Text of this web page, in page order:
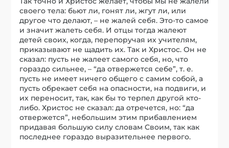
своего тела: бьют ли, гонят ли, жгут ли, или
другое что делают, – не жалей себя. Это-то самое
и значит жалеть себя. И отцы тогда жалеют
детей своих, когда, перепоручая их учителям,
приказывают не щадить их. Так и Христос. Он не
сказал: пусть не жалеет самого себя, но, что
гораздо сильнее, – “да отвержется себе”, т. е.
пусть не имеет ничего общего с самим собой, а
пусть обрекает себя на опасности, на подвиги, и
их переносит, так, как бы то терпел другой кто-
либо. Христос не сказал: да отречется, но: “да
отвержется”, небольшим этим прибавлением
придавая большую силу словам Своим, так как
последнее гораздо выразительнее первого.